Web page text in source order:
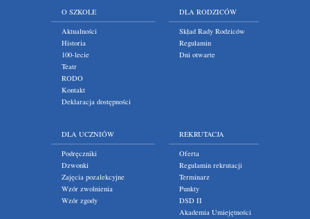
O SZKOLE
Aktualności
Historia
100-lecie
Teatr
RODO
Kontakt
Deklaracja dostępności
DLA RODZICÓW
Skład Rady Rodziców
Regulamin
Dni otwarte
DLA UCZNIÓW
Podręczniki
Dzwonki
Zajęcia pozalekcyjne
Wzór zwolnienia
Wzór zgody
REKRUTACJA
Oferta
Regulamin rekrutacji
Terminarz
Punkty
DSD II
Akademia Umiejętności